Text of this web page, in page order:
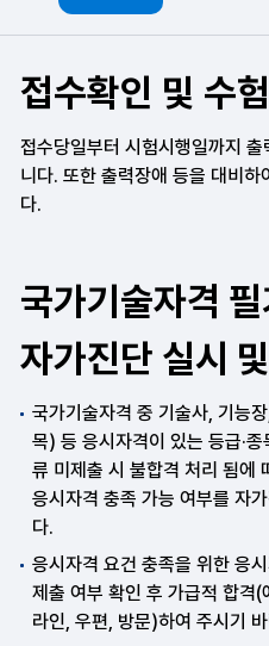
접수확인 및 수
접수당일부터 시험시행일까지
니다. 또한 출력장애 등을 대비하
다.
국가기술자격
자가진단 실시
국가기술자격 중 기술사, 기능
목) 등 응시자격이 있는 등급·
류 미제출 시 불합격 처리 됨에
응시자격 충족 가능 여부를 자
다.
응시자격 요건 충족을 위한 응
제출 여부 확인 후 가급적 합격
라인, 우편, 방문)하여 주시기